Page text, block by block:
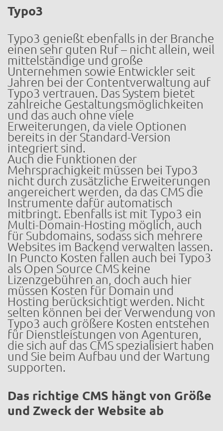
Typo3
Typo3 genießt ebenfalls in der Branche
einen sehr guten Ruf – nicht allein, weil
mittelständige und große
Unternehmen sowie Entwickler seit
Jahren bei der Contentverwaltung auf
Typo3 vertrauen. Das System bietet
zahlreiche Gestaltungsmöglichkeiten
und das auch ohne viele
Erweiterungen, da viele Optionen
bereits in der Standard-Version
integriert sind.
Auch die Funktionen der
Mehrsprachigkeit müssen bei Typo3
nicht durch zusätzliche Erweiterungen
angereichert werden, da das CMS die
Instrumente dafür automatisch
mitbringt. Ebenfalls ist mit Typo3 ein
Multi-Domain-Hosting möglich, auch
für Subdomains, sodass sich mehrere
Websites im Backend verwalten lassen.
In Puncto Kosten fallen auch bei Typo3
als Open Source CMS keine
Lizenzgebühren an, doch auch hier
müssen Kosten für Domain und
Hosting berücksichtigt werden. Nicht
selten können bei der Verwendung von
Typo3 auch größere Kosten entstehen
für Dienstleistungen von Agenturen,
die sich auf das CMS spezialisiert haben
und Sie beim Aufbau und der Wartung
supporten.
Das richtige CMS hängt von Größe
und Zweck der Website ab